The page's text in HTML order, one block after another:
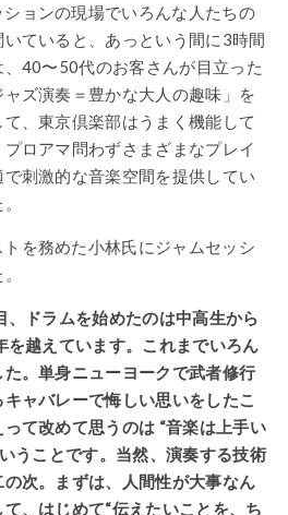
ョンの現場でいろんな人たちの
ていると、あっという間に3時間
40〜50代のお客さんが目立った
ズ演奏＝豊かな大人の趣味」を
、東京倶楽部はうまく機能して
ロアマ問わずさまざまなプレイ
刺激的な音楽空間を提供してい
を務めた小林氏にジャムセッシ
ドラムを始めたのは中高生から
越えています。これまでいろん
。単身ニューヨークで武者修行
ャバレーで悔しい思いをしたこ
て改めて思うのは “音楽は上手い
うことです。当然、演奏する技術
次。まずは、人間性が大事なん
、はじめて“伝えたいことを、ち